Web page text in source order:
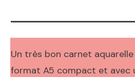
Un très bon carnet
format A5 compact et avec